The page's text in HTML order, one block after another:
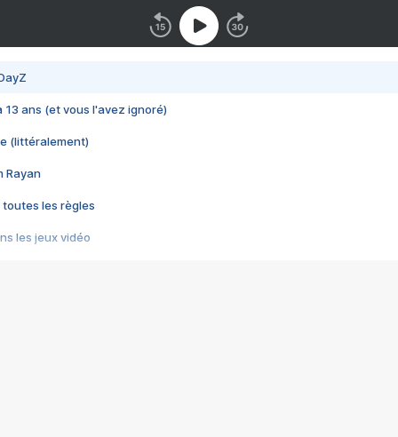
13 ans (et vous l'avez ignoré)
(littéralement)
Rayan
toutes les règles
les jeux vidéo